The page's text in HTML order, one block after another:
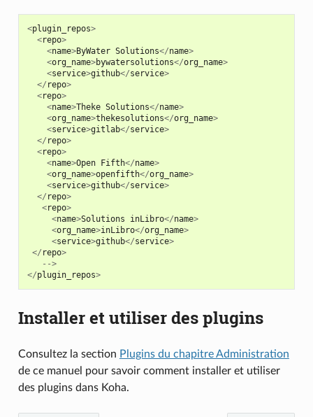
<plugin_repos>
<repo>
<name>ByWater Solutions</name>
<org_name>bywatersolutions</org_name>
<service>github</service>
</ repo>
<repo>
<name>Theke Solutions</name>
<org_name>thekesolutions</org_name>
<service>gitlab</service>
</ repo>
<repo>
<name>Open Fifth</name>
<org_name>openfifth</org_name>
<service>github</service>
</ repo>
<repo>
<name>Solutions inLibro</name>
<org_name>inLibro</org_name>
<service>github</service>
</ repo>
-->
</plugin_repos>
Installer et utiliser des plugins
Consultez la section Plugins du chapitre Administration
de ce manuel pour savoir comment installer et utiliser
des plugins dans Koha.